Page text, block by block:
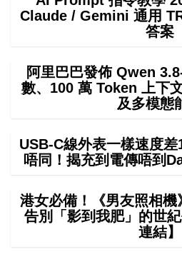
Claude / Gemini 通用
答案
阿里巴巴發佈 Qwen
數、100 萬 Token 上下
及多模態
USB-C線外表一樣速度
唔同！揭充到電傳唔到
港女必備！《男友照相
告別「影到我肥」的世
連結】